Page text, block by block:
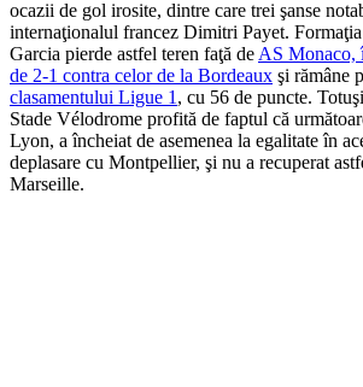
ocazii de gol irosite, dintre care trei şanse
internaţionalul francez Dimitri Payet.
Garcia pierde astfel teren faţă de AS Monaco,
de 2-1 contra celor de la Bordeaux şi rămâne
clasamentului Ligue 1 , cu 56 de puncte.
Stade Vélodrome profită de faptul că
Lyon, a încheiat de asemenea la egalitate în
deplasare cu Montpellier, şi nu a recuperat
Marseille.